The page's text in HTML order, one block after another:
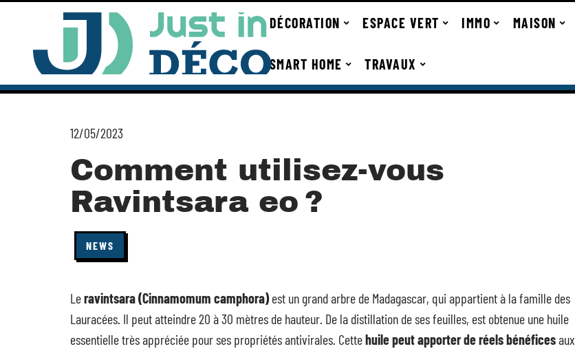
DÉCORATION ESPACE VERT IMMO MAISON
SMART HOME TRAVAUX
12/05/2023
Comment utilisez-vous
Ravintsara eo ?
NEWS
Leravintsara (Cinnamomum camphora)est un grand arbre de Madagascar, qui appartient à la famille des
Lauracées. Il peut atteindre 20 à 30 mètres de hauteur. De la distillation de ses feuilles, est obtenue une huile
essentielle très appréciée pour ses propriétés antivirales. Cettehuile peut apporter de réels bénéficesaux